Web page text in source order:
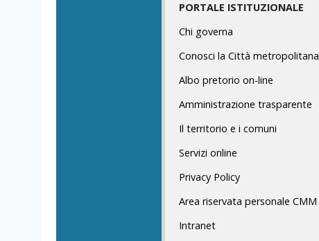
PORTALE ISTITUZIONALE
Chi governa
Conosci la Città metropolitana
Albo pretorio on-line
Amministrazione trasparente
Il territorio e i comuni
Servizi online
Privacy Policy
Area riservata personale CMM
Intranet